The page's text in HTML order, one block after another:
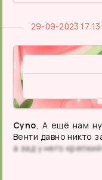
29-09-2023
Cyno, А ещё нам
Венти давно никто
а зад у него